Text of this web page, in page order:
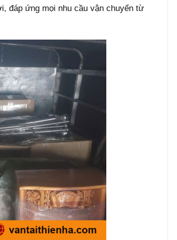
đáp ứng mọi nhu cầu vận chuyển từ